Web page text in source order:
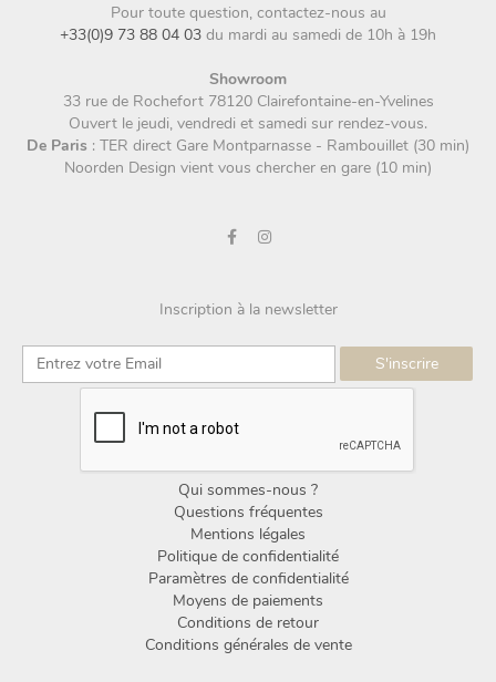
Pour toute question, contactez-nous au
+33(0)9 73 88 04 03 du mardi au samedi de 10h à 19h
Showroom
33 rue de Rochefort 78120 Clairefontaine-en-Yvelines
Ouvert le jeudi, vendredi et samedi sur rendez-vous.
De Paris : TER direct Gare Montparnasse - Rambouillet (30 min)
Noorden Design vient vous chercher en gare (10 min)
Inscription à la newsletter
Qui sommes-nous ?
Questions fréquentes
Mentions légales
Politique de confidentialité
Paramètres de confidentialité
Moyens de paiements
Conditions de retour
Conditions générales de vente